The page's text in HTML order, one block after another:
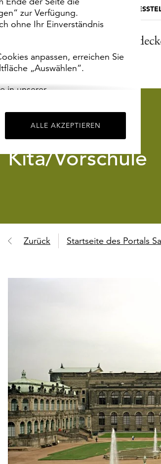
zur Verfügung.
ohne Ihr Einverständnis
anpassen, erreichen Sie
„Auswählen“.
in unserer
ALLE AKZEPTIEREN
MUSEUMSPORTAL DIE
Kita/Vorschule
Zurück Startseite des Portals